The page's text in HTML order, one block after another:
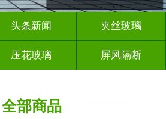
头条新闻 夹丝玻璃
压花玻璃 屏风隔断
全部商品